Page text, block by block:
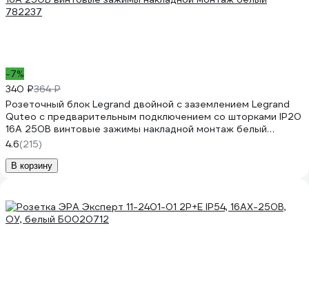
-7%
340 ₽364 ₽
Розеточный блок Legrand двойной с заземлением Legrand
Quteo с предварительным подключением со шторками IP20
16А 250В винтовые зажимы накладной монтаж белый
782237
4.6(215)
В корзину